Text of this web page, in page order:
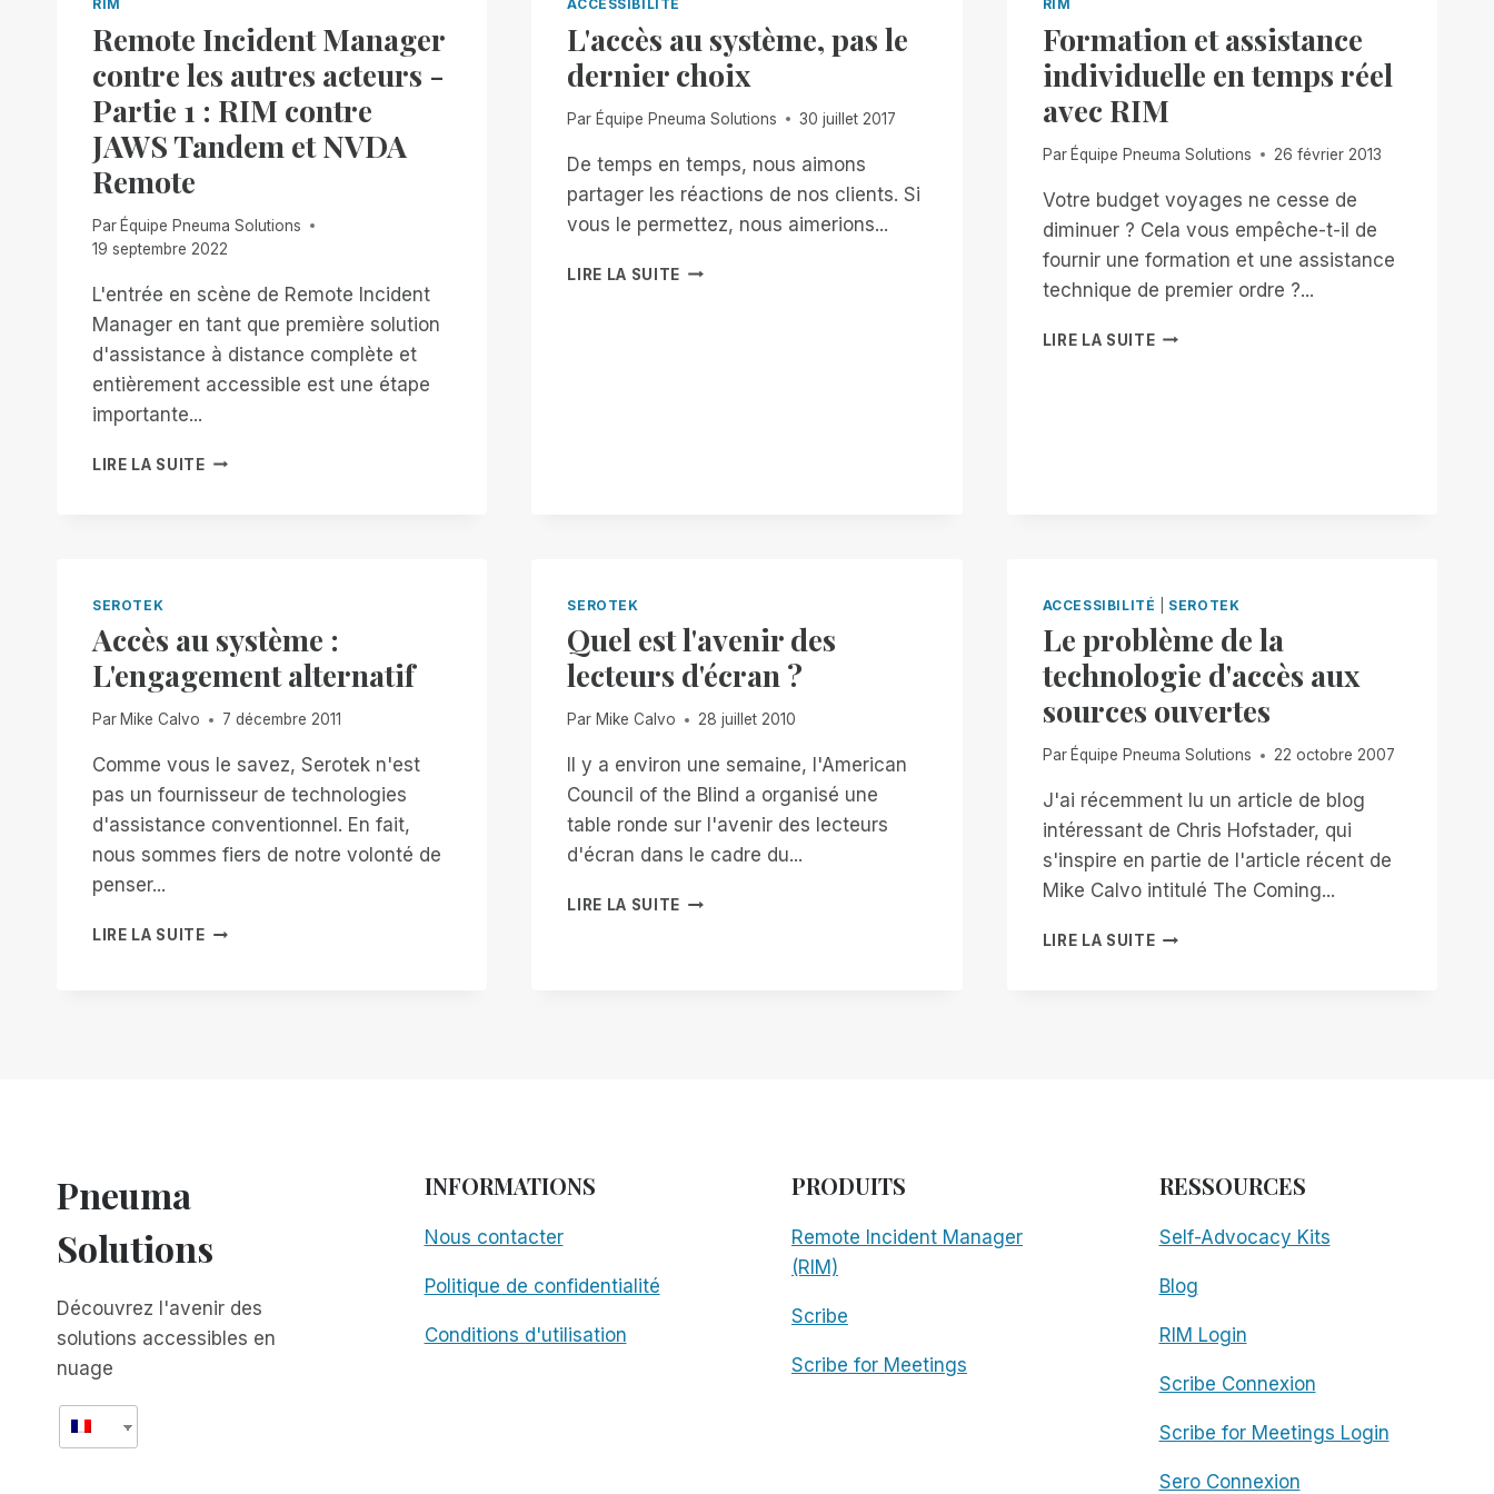
RIM
Remote Incident Manager
contre les autres acteurs -
Partie 1 : RIM contre
JAWS Tandem et NVDA
Remote
ParÉquipe Pneuma Solutions
19 septembre 2022
L'entrée en scène de Remote Incident
Manager en tant que première solution
d'assistance à distance complète et
entièrement accessible est une étape
importante...
LIRE LA SUITEREMOTE
PARTIE
1
:
RIM
JAWS
TANDEM
NVDA
REMOTE
ACCESSIBILITÉ
L'accès au système, pas le
dernier choix
Par Équipe Pneuma Solutions 30 juillet 2017
De temps en temps, nous aimons
partager les réactions de nos clients. Si
vous le permettez, nous aimerions...
LIRE LA SUITE L'ACCÈS
RIM
Formation et assistance
individuelle en temps réel
avec RIM
Par Équipe Pneuma Solutions 26 février 2013
Votre budget voyages ne cesse de
diminuer ? Cela vous empêche-t-il de
fournir une formation et une assistance
technique de premier ordre ?...
LIRE LA SUITEFORMATION
SEROTEK
Accès au système :
L'engagement alternatif
Par Mike Calvo 7 décembre 2011
Comme vous le savez, Serotek n'est
pas un fournisseur de technologies
d'assistance conventionnel. En fait,
nous sommes fiers de notre volonté de
penser...
LIRE LA SUITEACCÈS
SEROTEK
Quel est l'avenir des
lecteurs d'écran ?
Par Mike Calvo 28 juillet 2010
Il y a environ une semaine, l'American
Council of the Blind a organisé une
table ronde sur l'avenir des lecteurs
d'écran dans le cadre du...
LIRE LA SUITE QUEL
ACCESSIBILITÉ SEROTEK
Le problème de la
technologie d'accès aux
sources ouvertes
Par Équipe Pneuma Solutions 22 octobre 2007
J'ai récemment lu un article de blog
intéressant de Chris Hofstader, qui
s'inspire en partie de l'article récent de
Mike Calvo intitulé The Coming...
LIRE LA SUITELE
Pneuma
Solutions
Découvrez l'avenir des
solutions accessibles en
nuage
INFORMATIONS
Nous contacter
Politique de confidentialité
Conditions d'utilisation
PRODUITS
Remote Incident Manager
(RIM)
Scribe
Scribe for Meetings
RESSOURCES
Self-Advocacy Kits
Blog
RIM Login
Scribe Connexion
Scribe for Meetings Login
Sero Connexion